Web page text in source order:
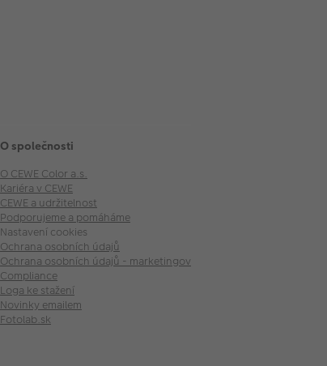
O společnosti
O CEWE Color a.s.
Kariéra v CEWE
CEWE a udržitelnost
Podporujeme a pomáháme
Nastavení cookies
Ochrana osobních údajů
Ochrana osobních údajů - marketingové akce
Compliance
Loga ke stažení
Novinky emailem
Fotolab.sk